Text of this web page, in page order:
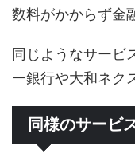
数料がかからず金
同じようなサービ
ー銀行や大和ネク
同様のサービ